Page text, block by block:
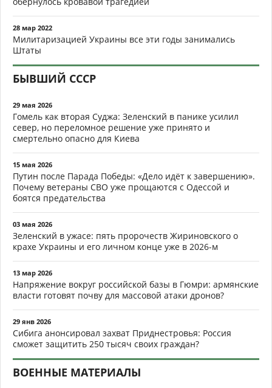
28 мар 2022
Милитаризацией Украины все эти годы занимались
Штаты
БЫВШИЙ СССР
29 мая 2026
Гомель как вторая Суджа: Зеленский в панике усилил
север, но переломное решение уже принято и
смертельно опасно для Киева
15 мая 2026
Путин после Парада Победы: «Дело идёт к завершению».
Почему ветераны СВО уже прощаются с Одессой и
боятся предательства
03 мая 2026
Зеленский в ужасе: пять пророчеств Жириновского о
крахе Украины и его личном конце уже в 2026-м
13 мар 2026
Напряжение вокруг российской базы в Гюмри: армянские
власти готовят почву для массовой атаки дронов?
29 янв 2026
Сибига анонсировал захват Приднестровья: Россия
сможет защитить 250 тысяч своих граждан?
ВОЕННЫЕ МАТЕРИАЛЫ